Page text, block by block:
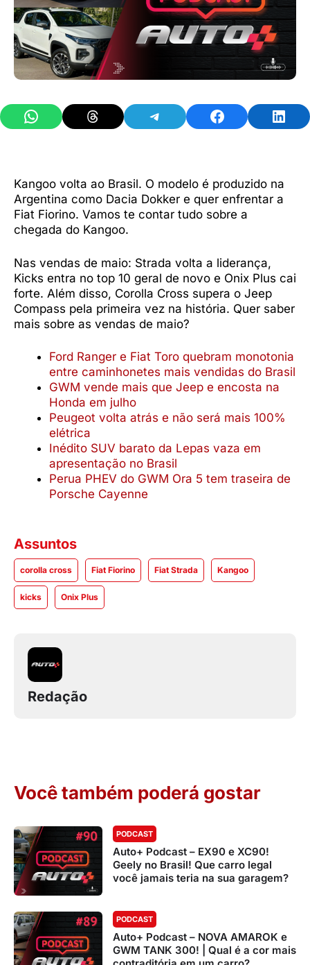
Share on WhatsAppShare on ThreadsShare on TelegramShare on Facebook
Kangoo volta ao Brasil. O modelo é produzido na
Argentina como Dacia Dokker e quer enfrentar a
Fiat Fiorino. Vamos te contar tudo sobre a
chegada do Kangoo.
Nas vendas de maio: Strada volta a liderança,
Kicks entra no top 10 geral de novo e Onix Plus cai
forte. Além disso, Corolla Cross supera o Jeep
Compass pela primeira vez na história. Quer saber
mais sobre as vendas de maio?
Ford Ranger e Fiat Toro quebram monotonia
entre caminhonetes mais vendidas do Brasil
GWM vende mais que Jeep e encosta na
Honda em julho
Peugeot volta atrás e não será mais 100%
elétrica
Inédito SUV barato da Lepas vaza em
apresentação no Brasil
Perua PHEV do GWM Ora 5 tem traseira de
Porsche Cayenne
Assuntos
corolla cross Fiat Fiorino Fiat Strada Kangoo
kicks Onix Plus
Redação
Você também poderá gostar
PODCAST
Auto+ Podcast – EX90 e XC90!
Geely no Brasil! Que carro legal
você jamais teria na sua garagem?
PODCAST
Auto+ Podcast – NOVA AMAROK e
GWM TANK 300! | Qual é a cor mais